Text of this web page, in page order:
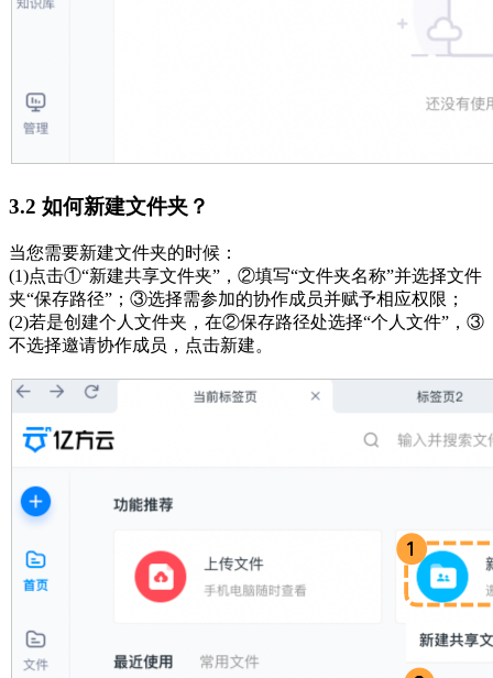
3.2 如何新建文件夹？
当您需要新建文件夹的时候：
(1)点击①“新建共享文件夹”，②填写“文件夹名称”并选择文件
夹“保存路径”；③选择需参加的协作成员并赋予相应权限；
(2)若是创建个人文件夹，在②保存路径处选择“个人文件”，③
不选择邀请协作成员，点击新建。